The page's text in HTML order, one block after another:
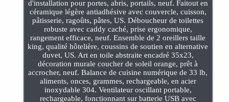
d'installation pour portes, abris, portails, neuf. Faitout en
céramique légère antiadhésive avec couvercle, cuisson,
pâtisserie, ragoûts, pâtes, US. Déboucheur de toilettes
robuste avec caddy caché, prise ergonomique,
rangement efficace, neuf. Ensemble de 2 oreillers taille
king, qualité hôtelière, coussins de soutien en alternative
duvet, US. Art en toile abstraite encadré 35x23,
décoration murale coucher de soleil orange, prêt à
accrocher, neuf. Balance de cuisine numérique de 33 lb,
aliments, onces, grammes, rechargeable, en acier
inoxydable 304. Ventilateur oscillant portable,
rechargeable, fonctionnant sur batterie USB avec